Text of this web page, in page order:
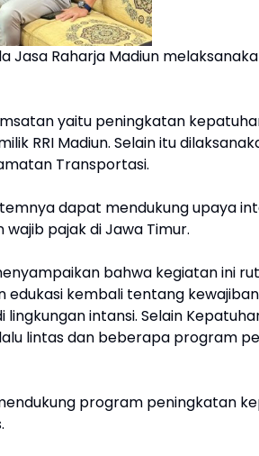
Jasa Raharja Madiun
yaitu peningkatan
RRI Madiun. Selain itu
Transportasi.
dapat mendukung upaya
wajib pajak di Jawa Timur.
bahwa kegiatan ini
kembali tentang
intansi. Selain
lintas dan beberapa program
program peningkatan